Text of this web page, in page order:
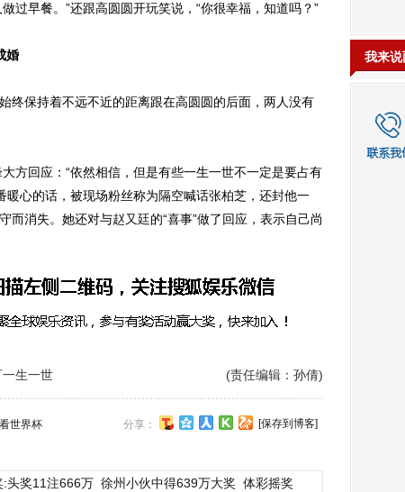
过早餐。”还跟高圆圆开玩笑说，“你很幸福，知道吗？”
婚
保持着不远不近的距离跟在高圆圆的后面，两人没有
回应：“依然相信，但是有些一生一世不一定是要占有
暖心的话，被现场粉丝称为隔空喊话张柏芝，还封他一
而消失。她还对与赵又廷的“喜事”做了回应，表示自己尚
(责任编辑：孙倩)
生一世
分享： [保存到博客]
世界杯
头奖11注666万 徐州小伙中得639万大奖 体彩摇奖
我来